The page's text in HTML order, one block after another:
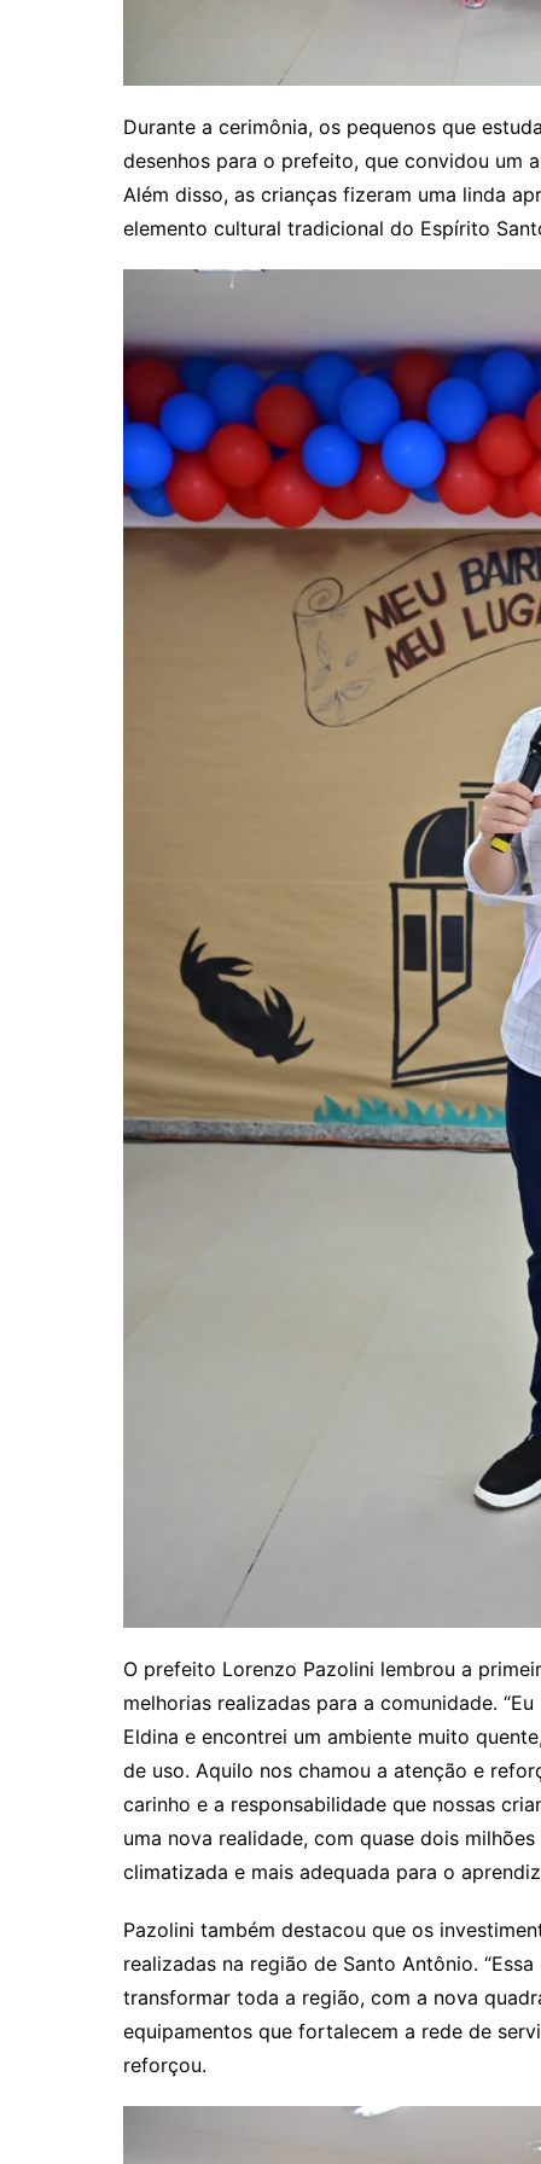
Durante a cerimônia, os pequenos que
desenhos para o prefeito, que convidou um
Além disso, as crianças fizeram uma linda
elemento cultural tradicional do Espírito
O prefeito Lorenzo Pazolini lembrou a
melhorias realizadas para a comunidade.
Eldina e encontrei um ambiente muito
de uso. Aquilo nos chamou a atenção e
carinho e a responsabilidade que nossas
uma nova realidade, com quase dois
climatizada e mais adequada para o
Pazolini também destacou que os
realizadas na região de Santo Antônio.
transformar toda a região, com a nova
equipamentos que fortalecem a rede de
reforçou.